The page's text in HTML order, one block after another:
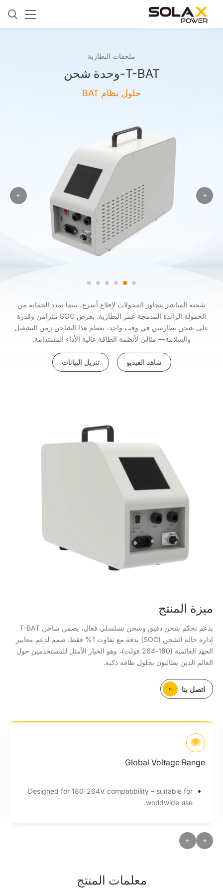
ملحقات البطارية
T-BAT-وحدة شحن
حلول نظام BAT
شحنه المباشر يتجاوز المحولات لإقلاع أسرع، بينما تمدد الحماية من
الحمولة الزائدة المدمجة عمر البطارية. بعرض SOC متزامن وقدرة
على شحن بطاريتين في وقت واحد، يعظم هذا الشاحن زمن التشغيل
والسلامة— مثالي لأنظمة الطاقة عالية الأداء المستدامة.
شاهد الفيديو تنزيل البيانات
ميزة المنتج
بدعم تحكم شحن دقيق وشحن تسلسلي فعال، يضمن شاحن T-BAT
إدارة حالة الشحن (SOC) بدقة مع تفاوت 1% فقط. صمم لدعم معايير
الجهد العالمية (180-264 فولت)، وهو الخيار الأمثل للمستخدمين حول
العالم الذين يطالبون بحلول طاقة ذكية.
اتصل بنا
Global Voltage Range
Designed for 180-264V compatibility – suitable for
worldwide use.
معلمات المنتج